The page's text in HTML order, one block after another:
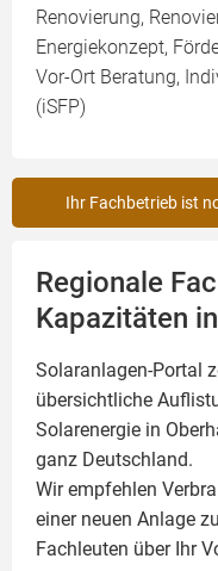
Renovierung,
Energiekonzept,
Vor-Ort Beratung,
(iSFP)
Ihr Fachbetrieb ist
Regionale
Kapazitäten
Solaranlagen-Portal
übersichtliche
Solarenergie in
ganz Deutschland.
Wir empfehlen
einer neuen Anlage
Fachleuten über Ihr